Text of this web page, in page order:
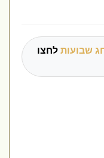
שבועותלחצו